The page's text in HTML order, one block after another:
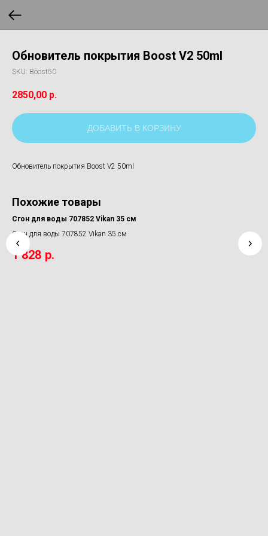
Обновитель покрытия Boost V2 50ml
SKU: Boost50
2850,00 р.
ДОБАВИТЬ В КОРЗИНУ
Обновитель покрытия Boost V2 50ml
Похожие товары
Сгон для воды 707852 Vikan 35 см
Сгон для воды 707852 Vikan 35 см
1 828 р.